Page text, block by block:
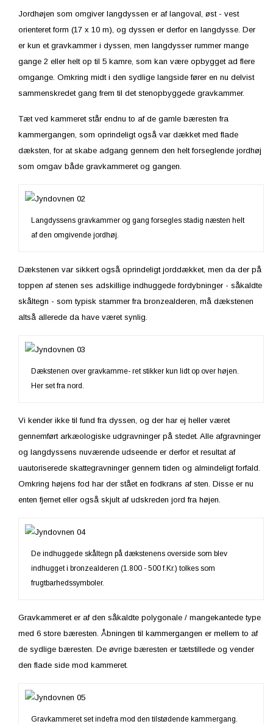
Jordhøjen som omgiver langdyssen er af langoval, øst - vest
orienteret form (17 x 10 m), og dyssen er derfor en langdysse. Der
er kun et gravkammer i dyssen, men langdysser rummer mange
gange 2 eller helt op til 5 kamre, som kan være opbygget ad flere
omgange. Omkring midt i den sydlige langside fører en nu delvist
sammenskredet gang frem til det stenopbyggede gravkammer.
Tæt ved kammeret står endnu to af de gamle bæresten fra
kammergangen, som oprindeligt også var dækket med flade
dæksten, for at skabe adgang gennem den helt forseglende jordhøj
som omgav både gravkammeret og gangen.
Langdyssens gravkammer og gang forsegles stadig næsten helt
af den omgivende jordhøj.
Dækstenen var sikkert også oprindeligt jorddækket, men da der på
toppen af stenen ses adskillige indhuggede fordybninger - såkaldte
skåltegn - som typisk stammer fra bronzealderen, må dækstenen
altså allerede da have været synlig.
Dækstenen over gravkamme- ret stikker kun lidt op over højen.
Her set fra nord.
Vi kender ikke til fund fra dyssen, og der har ej heller været
gennemført arkæologiske udgravninger på stedet. Alle afgravninger
og langdyssens nuværende udseende er derfor et resultat af
uautoriserede skattegravninger gennem tiden og almindeligt forfald.
Omkring højens fod har der stået en fodkrans af sten. Disse er nu
enten fjernet eller også skjult af udskreden jord fra højen.
De indhuggede skåltegn på dækstenens overside som blev
indhugget i bronzealderen (1.800 - 500 f.Kr.) tolkes som
frugtbarhedssymboler.
Gravkammeret er af den såkaldte polygonale / mangekantede type
med 6 store bæresten. Åbningen til kammergangen er mellem to af
de sydlige bæresten. De øvrige bæresten er tætstillede og vender
den flade side mod kammeret.
Gravkammeret set indefra mod den tilstødende kammergang.